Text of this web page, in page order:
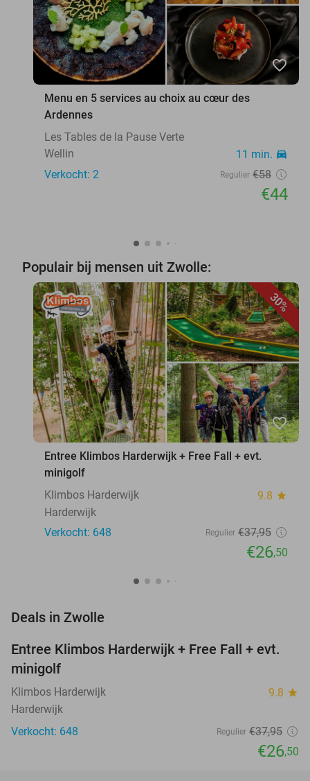
favorite_border
Menu en 5 services au choix au cœur des
Ardennes
Les Tables de la Pause Verte
Wellin
11 min. directions_car
Verkocht: 2 Regulier €58
€44
Populair bij mensen uit Zwolle:
30%
favorite_border
Entree Klimbos Harderwijk + Free Fall + evt.
minigolf
Klimbos Harderwijk
9.8 star
Harderwijk
Verkocht: 648
Regulier €37,95
€26,50
Deals in Zwolle
30%
Entree Klimbos Harderwijk + Free Fall + evt.
minigolf
Klimbos Harderwijk 9.8 star
Harderwijk
Verkocht: 648
Regulier €37,95
€26,50